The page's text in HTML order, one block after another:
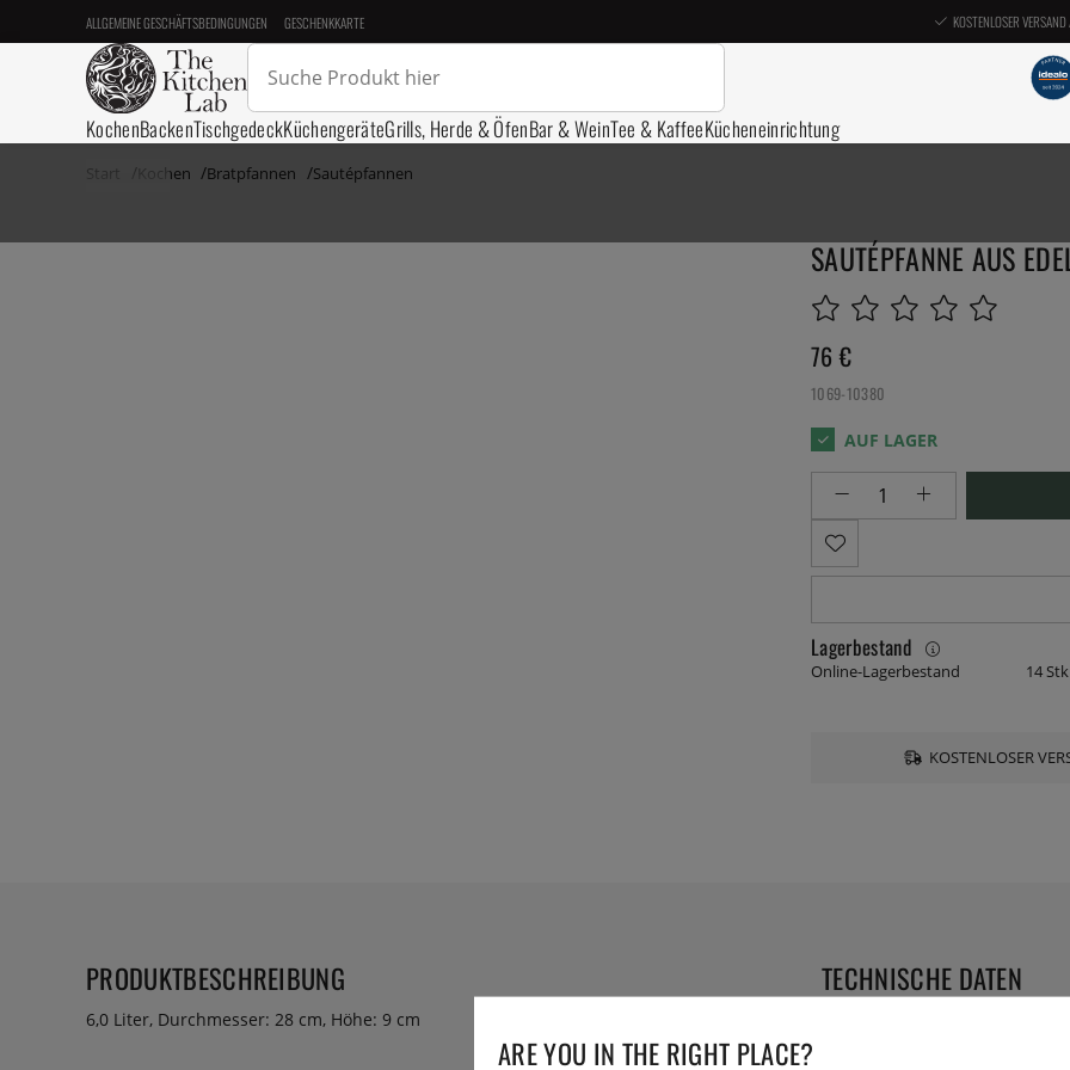
ALLGEMEINE GESCHÄFTSBEDINGUNGEN GESCHENKKARTE KOSTENLOSER
KochenBackenTischgedeckKüchengeräteGrills, Herde & ÖfenBar & WeinTee & KaffeeKücheneinrichtung
Start Kochen Bratpfannen Sautépfannen
SAUTÉPFANNE AUS
76 €
1069-10380
Lagerbestand
Online-Lagerbestand 14
KOSTENLOSER
PRODUKTBESCHREIBUNG
6,0 Liter, Durchmesser: 28 cm, Höhe: 9 cm
TECHNISCHE DATEN
ARE YOU IN THE RIGHT PLACE?